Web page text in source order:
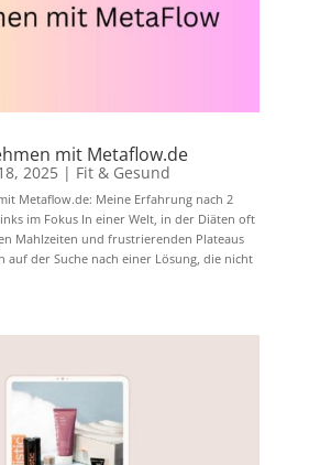
mit Metaflow.de
2025| Fit & Gesund
Metaflow.de: Meine Erfahrung nach 2
im Fokus In einer Welt, in der Diäten oft
Mahlzeiten und frustrierenden Plateaus
auf der Suche nach einer Lösung, die nicht